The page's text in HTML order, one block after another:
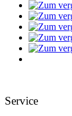
Service